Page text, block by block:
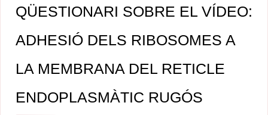
QÜESTIONARI SOBRE EL VÍDEO:
ADHESIÓ DELS RIBOSOMES A
LA MEMBRANA DEL RETICLE
ENDOPLASMÀTIC RUGÓS